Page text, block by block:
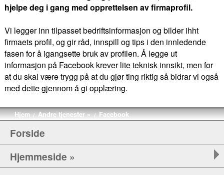
hjelpe deg i gang med opprettelsen av firmaprofil.
Vi legger inn tilpasset bedriftsinformasjon og bilder ihht
firmaets profil, og gir råd, innspill og tips i den innledende
fasen for å igangsette bruk av profilen. Å legge ut
informasjon på Facebook krever lite teknisk innsikt, men for
at du skal være trygg på at du gjør ting riktig så bidrar vi også
med dette gjennom å gi opplæring.
Hjem / Andre tjenester » / Facebook
Forside
Hjemmeside »